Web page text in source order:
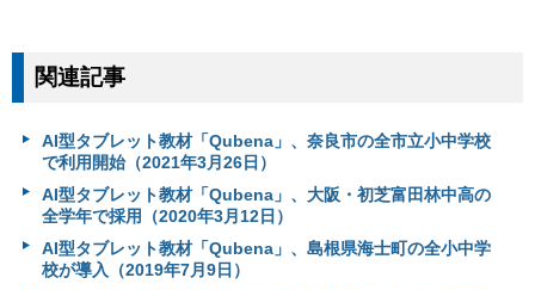
関連記事
AI型タブレット教材「Qubena」、奈良市の全市立小中学校
で利用開始（2021年3月26日）
AI型タブレット教材「Qubena」、大阪・初芝富田林中高の
全学年で採用（2020年3月12日）
AI型タブレット教材「Qubena」、島根県海士町の全小中学
校が導入（2019年7月9日）